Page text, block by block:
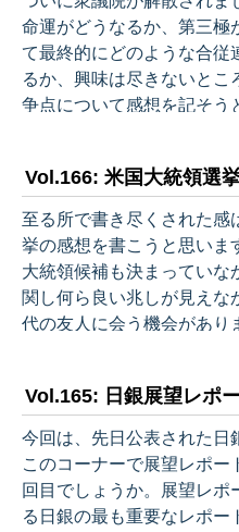
は難しいとの諦めがあるの
法律の枠組みを大前提に、
を予定通…
命運がどうなるか、第三極
て最終的にどのような合従
るか、興味は尽きないとこ
争点について感想を記そう
たが、（1）統治機構、（
月曜日の数です）にわたり
番は、「原発も消費税も大
支配された日本の統治機構
との石原さんの発言に触
は、維新の会やみんなの
Vol.166: 米国大統領選
至る所で書き尽くされた感
挙の感想を書こうと思います。 昨年の秋、まだ共
大統領候補も決まっていな
関し何ら良い兆しが見えな
代の友人に会う機会があり
戦争にも参加した、現在
にバイアスがかかっていま
の候補は間違いなくロムニ
後はオバマが勝つ。なぜな
米国人に好かれないから。
れないかで決まるもの」
Vol.165: 日銀展望レポ
今回は、先日公表された日
このコーナーで展望レポー
回目でしょうか。展望レ
る日銀の最も重要なレポー